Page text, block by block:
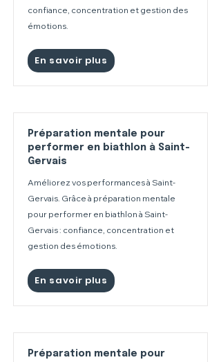
confiance, concentration et gestion des
émotions.
En savoir plus
Préparation mentale pour
performer en biathlon à Saint-
Gervais
Améliorez vos performances à Saint-
Gervais. Grâce à préparation mentale
pour performer en biathlon à Saint-
Gervais : confiance, concentration et
gestion des émotions.
En savoir plus
Préparation mentale pour